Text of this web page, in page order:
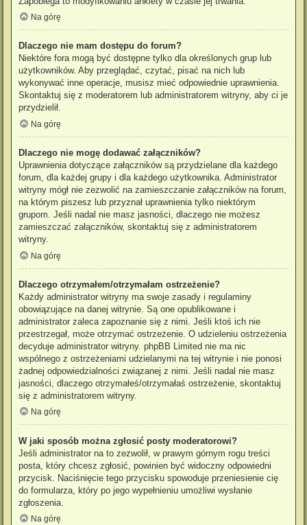
Na górę
Dlaczego nie mam dostępu do forum?
Niektóre fora mogą być dostępne tylko dla określonych grup lub
użytkowników. Aby przeglądać, czytać, pisać na nich lub
wykonywać inne operacje, musisz mieć odpowiednie uprawnienia.
Skontaktuj się z moderatorem lub administratorem witryny, aby ci je
przydzielił.
Na górę
Dlaczego nie mogę dodawać załączników?
Uprawnienia dotyczące załączników są przydzielane dla każdego
forum, dla każdej grupy i dla każdego użytkownika. Administrator
witryny mógł nie zezwolić na zamieszczanie załączników na forum,
na którym piszesz lub przyznał uprawnienia tylko niektórym
grupom. Jeśli nadal nie masz jasności, dlaczego nie możesz
zamieszczać załączników, skontaktuj się z administratorem
witryny.
Na górę
Dlaczego otrzymałem/otrzymałam ostrzeżenie?
Każdy administrator witryny ma swoje zasady i regulaminy
obowiązujące na danej witrynie. Są one opublikowane i
administrator zaleca zapoznanie się z nimi. Jeśli ktoś ich nie
przestrzegał, może otrzymać ostrzeżenie. O udzieleniu ostrzeżenia
decyduje administrator witryny. phpBB Limited nie ma nic
wspólnego z ostrzeżeniami udzielanymi na tej witrynie i nie ponosi
żadnej odpowiedzialności związanej z nimi. Jeśli nadal nie masz
jasności, dlaczego otrzymałeś/otrzymałaś ostrzeżenie, skontaktuj
się z administratorem witryny.
Na górę
W jaki sposób można zgłosić posty moderatorowi?
Jeśli administrator na to zezwolił, w prawym górnym rogu treści
posta, który chcesz zgłosić, powinien być widoczny odpowiedni
przycisk. Naciśnięcie tego przycisku spowoduje przeniesienie cię
do formularza, który po jego wypełnieniu umożliwi wysłanie
zgłoszenia.
Na górę